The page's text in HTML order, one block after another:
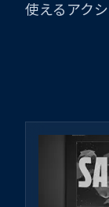
使えるアク